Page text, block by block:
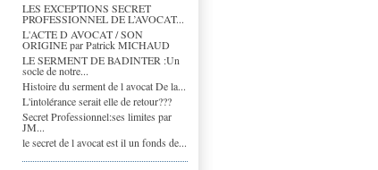
LES EXCEPTIONS SECRET
PROFESSIONNEL DE L’AVOCAT...
L'ACTE D AVOCAT / SON
ORIGINE par Patrick MICHAUD
LE SERMENT DE BADINTER :Un
socle de notre...
Histoire du serment de l avocat De la...
L'intolérance serait elle de retour???
Secret Professionnel:ses limites par
JM...
le secret de l avocat est il un fonds de...